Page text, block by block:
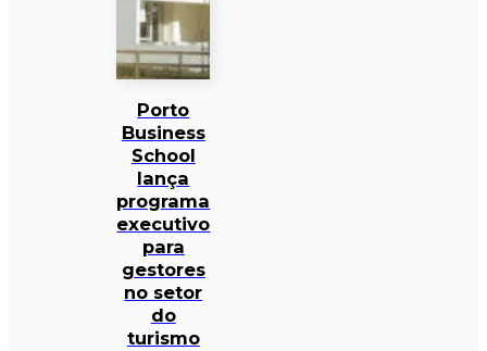
Porto
Business
School
lança
programa
executivo
para
gestores
no setor
do
turismo